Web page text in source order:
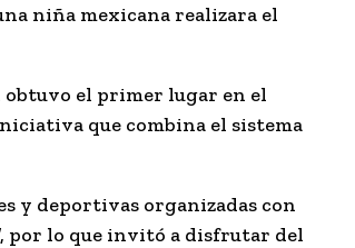
niña mexicana realizara el
obtuvo el primer lugar en el
que combina el sistema
y deportivas organizadas con
por lo que invitó a disfrutar del